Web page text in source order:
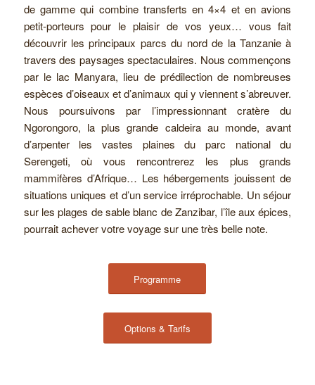
de gamme qui combine transferts en 4×4 et en avions
petit-porteurs pour le plaisir de vos yeux… vous fait
découvrir les principaux parcs du nord de la Tanzanie à
travers des paysages spectaculaires. Nous commençons
par le lac Manyara, lieu de prédilection de nombreuses
espèces d’oiseaux et d’animaux qui y viennent s’abreuver.
Nous poursuivons par l’impressionnant cratère du
Ngorongoro, la plus grande caldeira au monde, avant
d’arpenter les vastes plaines du parc national du
Serengeti, où vous rencontrerez les plus grands
mammifères d’Afrique… Les hébergements jouissent de
situations uniques et d’un service irréprochable. Un séjour
sur les plages de sable blanc de Zanzibar, l’île aux épices,
pourrait achever votre voyage sur une très belle note.
Programme
Options & Tarifs